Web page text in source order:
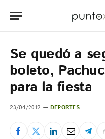
Se quedó a
boleto,
para la fiesta
23/04/2012 DEPORTES